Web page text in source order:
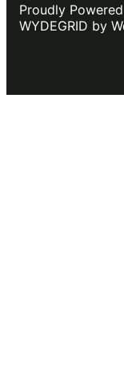
Proudly
WYDEGRID by